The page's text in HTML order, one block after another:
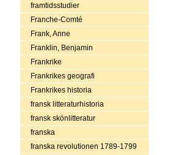
framtidsstudier
Franche-Comté
Frank, Anne
Franklin, Benjamin
Frankrike
Frankrikes geografi
Frankrikes historia
fransk litteraturhistoria
fransk skönlitteratur
franska
franska revolutionen 1789-1799